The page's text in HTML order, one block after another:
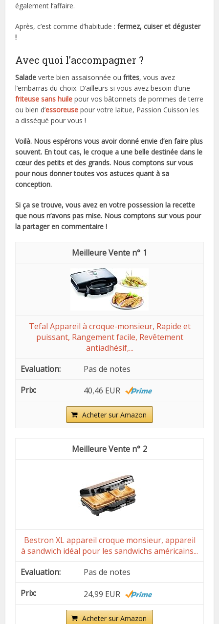
également l’affaire.
Après, c’est comme d’habitude :fermez, cuiser et déguster
!
Avec quoi l’accompagner ?
Salade verte bien assaisonnée oufrites, vous avez
l’embarras du choix. D’ailleurs si vous avez besoin d’une
friteuse sans huilepour vos bâtonnets de pommes de terre
ou bien d’essoreuse pour votre laitue, Passion Cuisson les
a disséqué pour vous !
Voilà. Nous espérons vous avoir donné envie d’en faire plus
souvent. En tout cas, le croque a une belle destinée dans le
cœur des petits et des grands. Nous comptons sur vous
pour nous donner toutes vos astuces quant à sa
conception.
Si ça se trouve, vous avez en votre possession la recette
que nous n’avons pas mise. Nous comptons sur vous pour
la partager en commentaire !
1
Tefal Appareil à croque-monsieur, Rapide et
puissant, Rangement facile, Revêtement
antiadhésif,...
Pas de notes
40,46 EUR
Acheter sur Amazon
2
Bestron XL appareil croque monsieur, appareil
à sandwich idéal pour les sandwichs américains...
Pas de notes
24,99 EUR
Acheter sur Amazon